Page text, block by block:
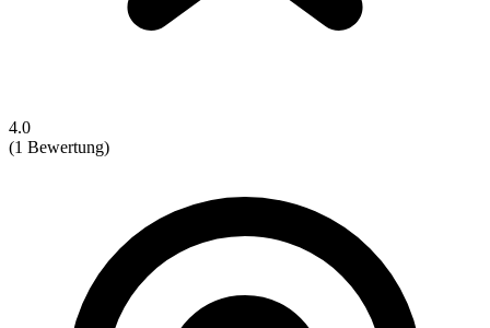
4.0
(1 Bewertung)